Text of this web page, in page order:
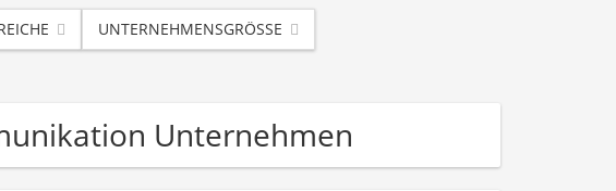
UNTERNEHMENSGRÖSSE
Unternehmen